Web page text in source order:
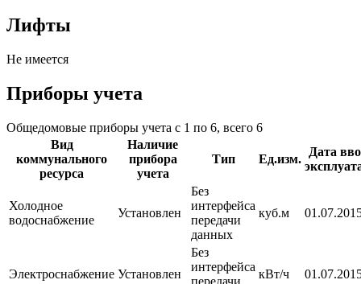
Лифты
Не имеется
Приборы учета
Общедомовые приборы учета с 1 по 6, всего 6
Вид
коммунального
ресурса
Наличие
прибора
учета
Тип Ед.изм.
Дата
Холодное
водоснабжение
Установлен
Без
интерфейса
передачи
данных
куб.м
Электроснабжение Установлен
Без
интерфейса
передачи
кВт/ч